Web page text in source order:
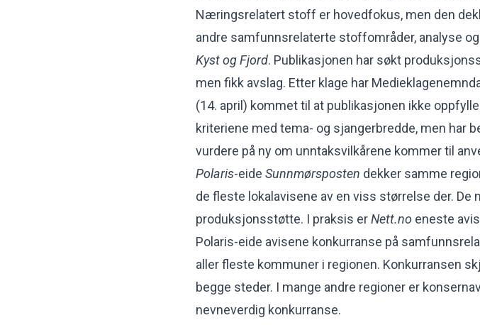
Næringsrelatert stoff er hovedfokus, men den
andre samfunnsrelaterte stoffområder, analyse
Kyst og Fjord. Publikasjonen har søkt
men fikk avslag. Etter klage har
(14. april) kommet til at publikasjonen ikke
kriteriene med tema- og sjangerbredde, men har
vurdere på ny om unntaksvilkårene kommer til
Polaris-eide Sunnmørsposten dekker samme
de fleste lokalavisene av en viss størrelse der. De
produksjonsstøtte. I praksis erNett.no eneste
Polaris-eide avisene konkurranse på
aller fleste kommuner i regionen. Konkurransen
begge steder. I mange andre regioner er
nevneverdig konkurranse.